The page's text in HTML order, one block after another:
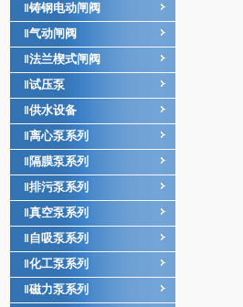
铸钢电动闸阀
气动闸阀
法兰楔式闸阀
试压泵
供水设备
离心泵系列
隔膜泵系列
排污泵系列
真空泵系列
自吸泵系列
化工泵系列
磁力泵系列